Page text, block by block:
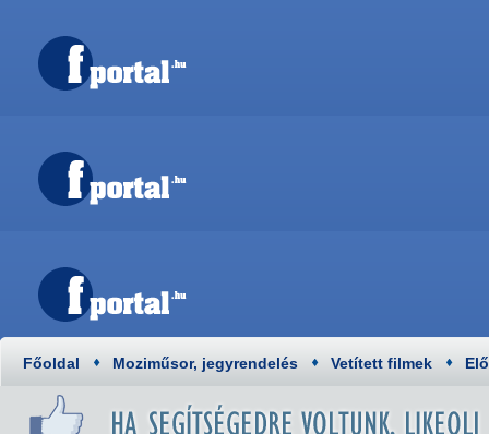
Főoldal Moziműsor, jegyrendelés Vetített filmek